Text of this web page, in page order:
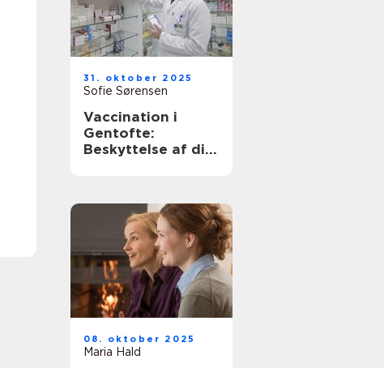
31. oktober 2025
Sofie Sørensen
Vaccination i
Gentofte:
Beskyttelse af dit
08. oktober 2025
Maria Hald